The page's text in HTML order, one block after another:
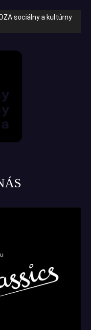
sociálny a kultúrny